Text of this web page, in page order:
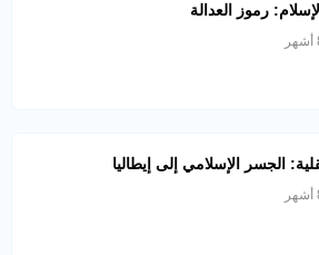
رموز العدالة
الجسر الإسلامي إلى إيطاليا